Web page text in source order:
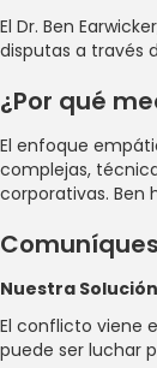
El Dr. Ben
disputas a través
¿Por qué
El enfoque
complejas,
corporativas. Ben
Nuestra
El conflicto viene
puede ser luchar